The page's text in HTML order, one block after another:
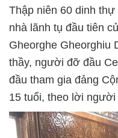
Thập niên 60 dinh
nhà lãnh tụ đầu tiên
Gheorghe Gheorghiu
thầy, người đỡ đầu
đầu tham gia đảng
15 tuổi, theo lời